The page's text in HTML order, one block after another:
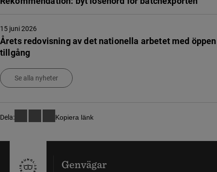
Årets redovisning av det nationella arbetet med öppen
tillgång
15 juni 2026
Se alla nyheter
Dela: Kopiera länk
Genvägar